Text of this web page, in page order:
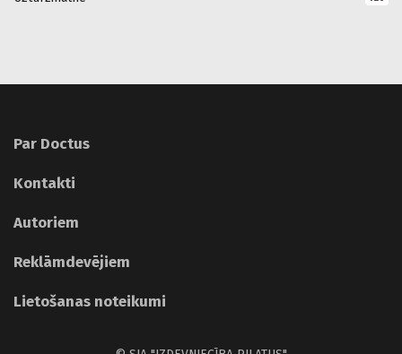
Par Doctus
Kontakti
Autoriem
Reklāmdevējiem
Lietošanas noteikumi